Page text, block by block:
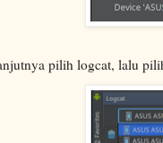
pilih logcat, lalu